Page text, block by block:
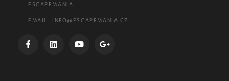
ESCAPEMANIA
EMAIL: INFO@ESCAPEMANIA.CZ